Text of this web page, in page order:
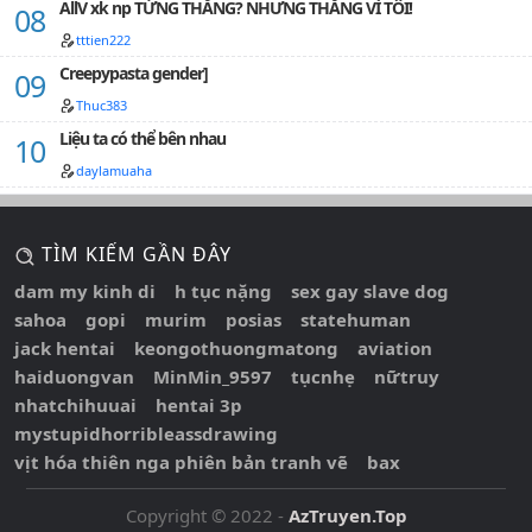
AllV xk np TỪNG THẲNG? NHƯNG THẲNG VÌ TÔI!
tttien222
Creepypasta gender]
Thuc383
Liệu ta có thể bên nhau
daylamuaha
TÌM KIẾM GẦN ĐÂY
dam my kinh di h tục nặng
sex gay slave dog
sahoa
gopi murim posias
statehuman
jack hentai
keongothuongmatong
aviation
haiduongvan
MinMin_9597 tụcnhẹ
nữtruy
nhatchihuuai
hentai 3p
mystupidhorribleassdrawing
vịt hóa thiên nga phiên bản tranh vẽ
bax
Copyright © 2022 - AzTruyen.Top